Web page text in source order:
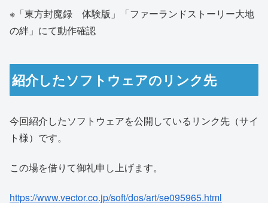
※「東方封魔録 体験版」「ファーランドストーリー大地
の絆」にて動作確認
紹介したソフトウェアのリンク先
今回紹介したソフトウェアを公開しているリンク先（サイ
ト様）です。
この場を借りて御礼申し上げます。
https://www.vector.co.jp/soft/dos/art/se095965.html